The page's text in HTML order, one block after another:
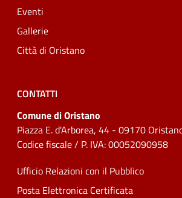
Eventi
Gallerie
Città di Oristano
CONTATTI
Comune di Oristano
Piazza E. d'Arborea, 44 - 09170
Codice fiscale / P. IVA: 00052090958
Ufficio Relazioni con il Pubblico
Posta Elettronica Certificata